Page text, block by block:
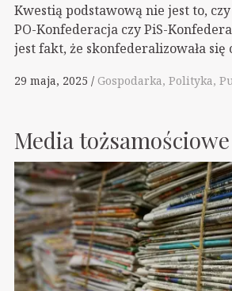
Kwestią podstawową nie jest to,
PO-Konfederacja czy PiS-
jest fakt, że skonfederalizowała się
29 maja, 2025 Gospodarka Polityka
Media tożsamościowe